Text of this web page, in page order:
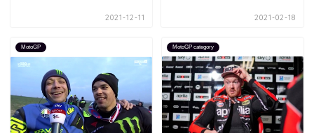
2021-12-11 2021-02-18
MotoGP MotoGP category